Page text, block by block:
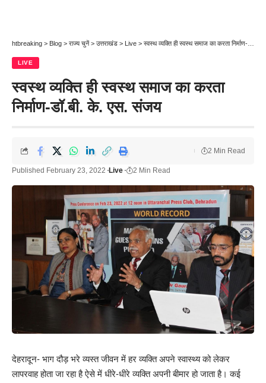
htbreaking > Blog > राज्य चुनें > उत्तराखंड > Live > स्वस्थ व्यक्ति ही स्वस्थ समाज का करता निर्माण-डॉ.बी. के. एस. संजय
LIVE
स्वस्थ व्यक्ति ही स्वस्थ समाज का करता
निर्माण-डॉ.बी. के. एस. संजय
Published February 23, 2022 Live 2 Min Read
2 Min Read
देहरादून- भाग दौड़ भरे व्यस्त जीवन में हर व्यक्ति अपने स्वास्थ्य को लेकर
लापरवाह होता जा रहा है ऐसे में धीरे-धीरे व्यक्ति अपनी बीमार हो जाता है। कई